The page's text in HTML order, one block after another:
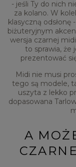
- jeśli Ty do nich
za kolano. W
klasyczną
biżuteryjnym
wersja czarnej
to sprawia, że
prezentować
Midi nie musi
tego są modele,
uszyta z lekko
dopasowana
A